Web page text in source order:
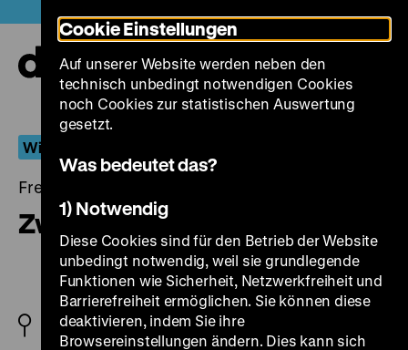
zum
Seiteninhalt
springen
Wiederentdeckt
Freitag, 03. Januar 2014, 18.30 - 00.00 Uhr
Zwischenfall in Benderath
DDR 1956
Cookie Einstellungen
Auf unserer Website werden neben den
technisch unbedingt notwendigen Cookies
noch Cookies zur statistischen Auswertung
gesetzt.
Was bedeutet das?
1) Notwendig
Diese Cookies sind für den Betrieb der Website
unbedingt notwendig, weil sie grundlegende
Funktionen wie Sicherheit, Netzwerkfreiheit und
Barrierefreiheit ermöglichen. Sie können diese
deaktivieren, indem Sie ihre
Browsereinstellungen ändern. Dies kann sich